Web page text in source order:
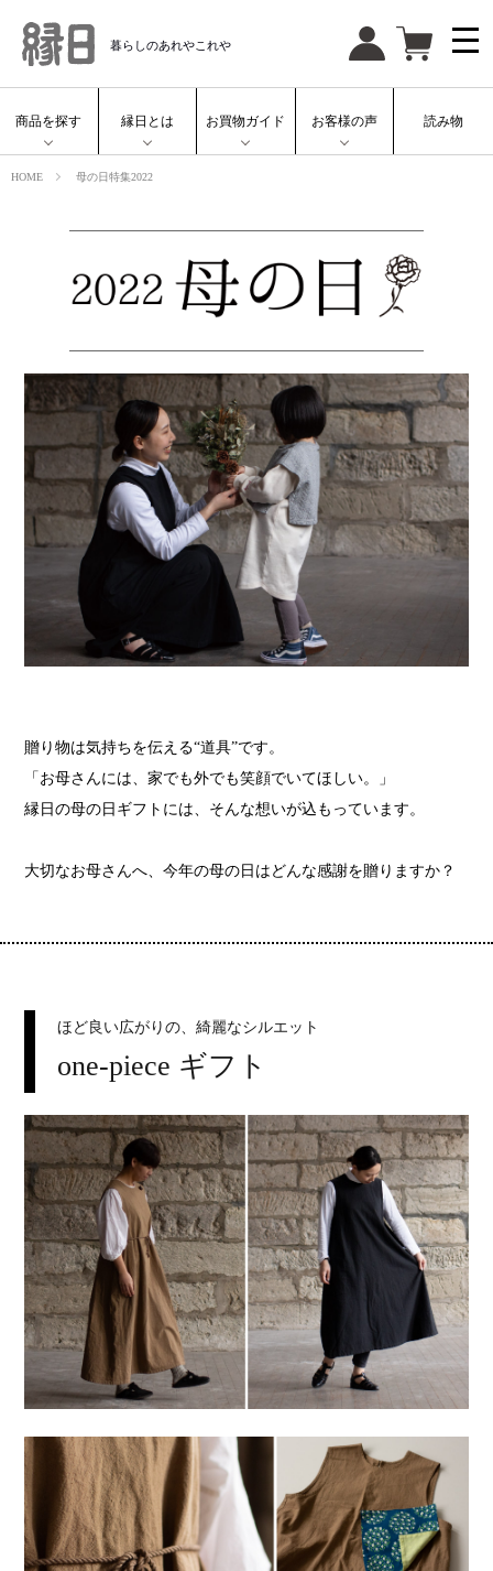
暮らしのあれやこれや
商品を探す 縁日とは お買物ガイド お客様の声 読み物
HOME 母の日特集2022
贈り物は気持ちを伝える“道具”です。
「お母さんには、家でも外でも笑顔でいてほしい。」
縁日の母の日ギフトには、そんな想いが込もっています。
大切なお母さんへ、今年の母の日はどんな感謝を贈りますか？
ほど良い広がりの、綺麗なシルエット
one-piece ギフト